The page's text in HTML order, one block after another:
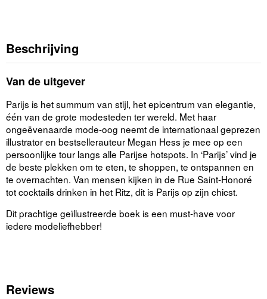
Beschrijving
Van de uitgever
Parijs is het summum van stijl, het epicentrum van elegantie,
één van de grote modesteden ter wereld. Met haar
ongeëvenaarde mode-oog neemt de internationaal geprezen
illustrator en bestsellerauteur Megan Hess je mee op een
persoonlijke tour langs alle Parijse hotspots. In ‘Parijs’ vind je
de beste plekken om te eten, te shoppen, te ontspannen en
te overnachten. Van mensen kijken in de Rue Saint-Honoré
tot cocktails drinken in het Ritz, dit is Parijs op zijn chicst.
Dit prachtige geïllustreerde boek is een must-have voor
iedere modeliefhebber!
Reviews